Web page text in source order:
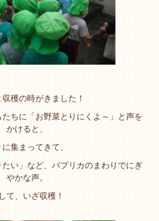
穫の時がきました！
ちに「お野菜とりにくよ～」と声を
かけると、
に集まってきて、
たい」など、パプリカのまわりでにぎ
やかな声。
て、いざ収穫！